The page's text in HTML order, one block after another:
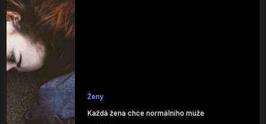
Ženy
Každá žena chce normálního muže